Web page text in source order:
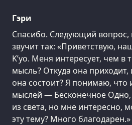
Гэри
Спасибо. Следующий вопрос,
звучит так: «Приветствую,
K’уо. Меня интересует, чем в
мысль? Откуда она приходит,
она состоит? Я понимаю, что
мыслей — Бесконечное Одно,
из света, но мне интересно,
эту тему? Много благодарен.»